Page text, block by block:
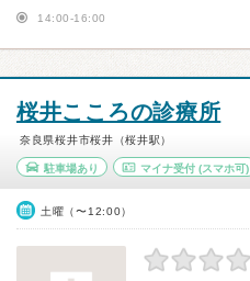
14:00-16:00
桜井こころの診療所
奈良県桜井市桜井（桜井駅）
駐車場あり マイナ受付(スマホ可)
土曜（〜12:00）